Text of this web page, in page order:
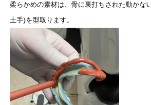
柔らかめの素材は、骨に裏打ちされた動かな
土手)を型取ります。